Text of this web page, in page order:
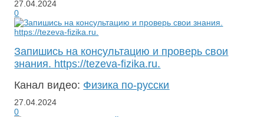
27.04.2024
0
Запишись на консультацию и проверь свои
знания. https://tezeva-fizika.ru.
Канал видео: Физика по-русски
27.04.2024
0